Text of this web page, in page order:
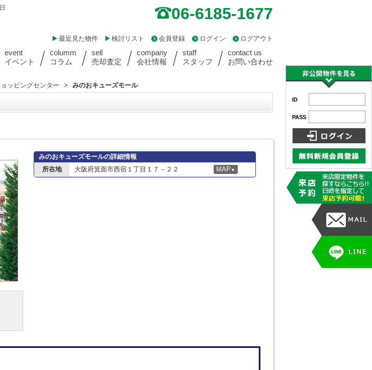
06-6185-1677
ログアウト
ログイン
会員登録
検討リスト
最近見た物件
event
イベント
columm
コラム
sell
売却査定
company
会社情報
staff
スタッフ
contact us
お問い合わせ
ッピングセンター > みのおキューズモール
みのおキューズモールの詳細情報
所在地
大阪府箕面市西宿１丁目１７－２２ MAP ▼
ID
PASS